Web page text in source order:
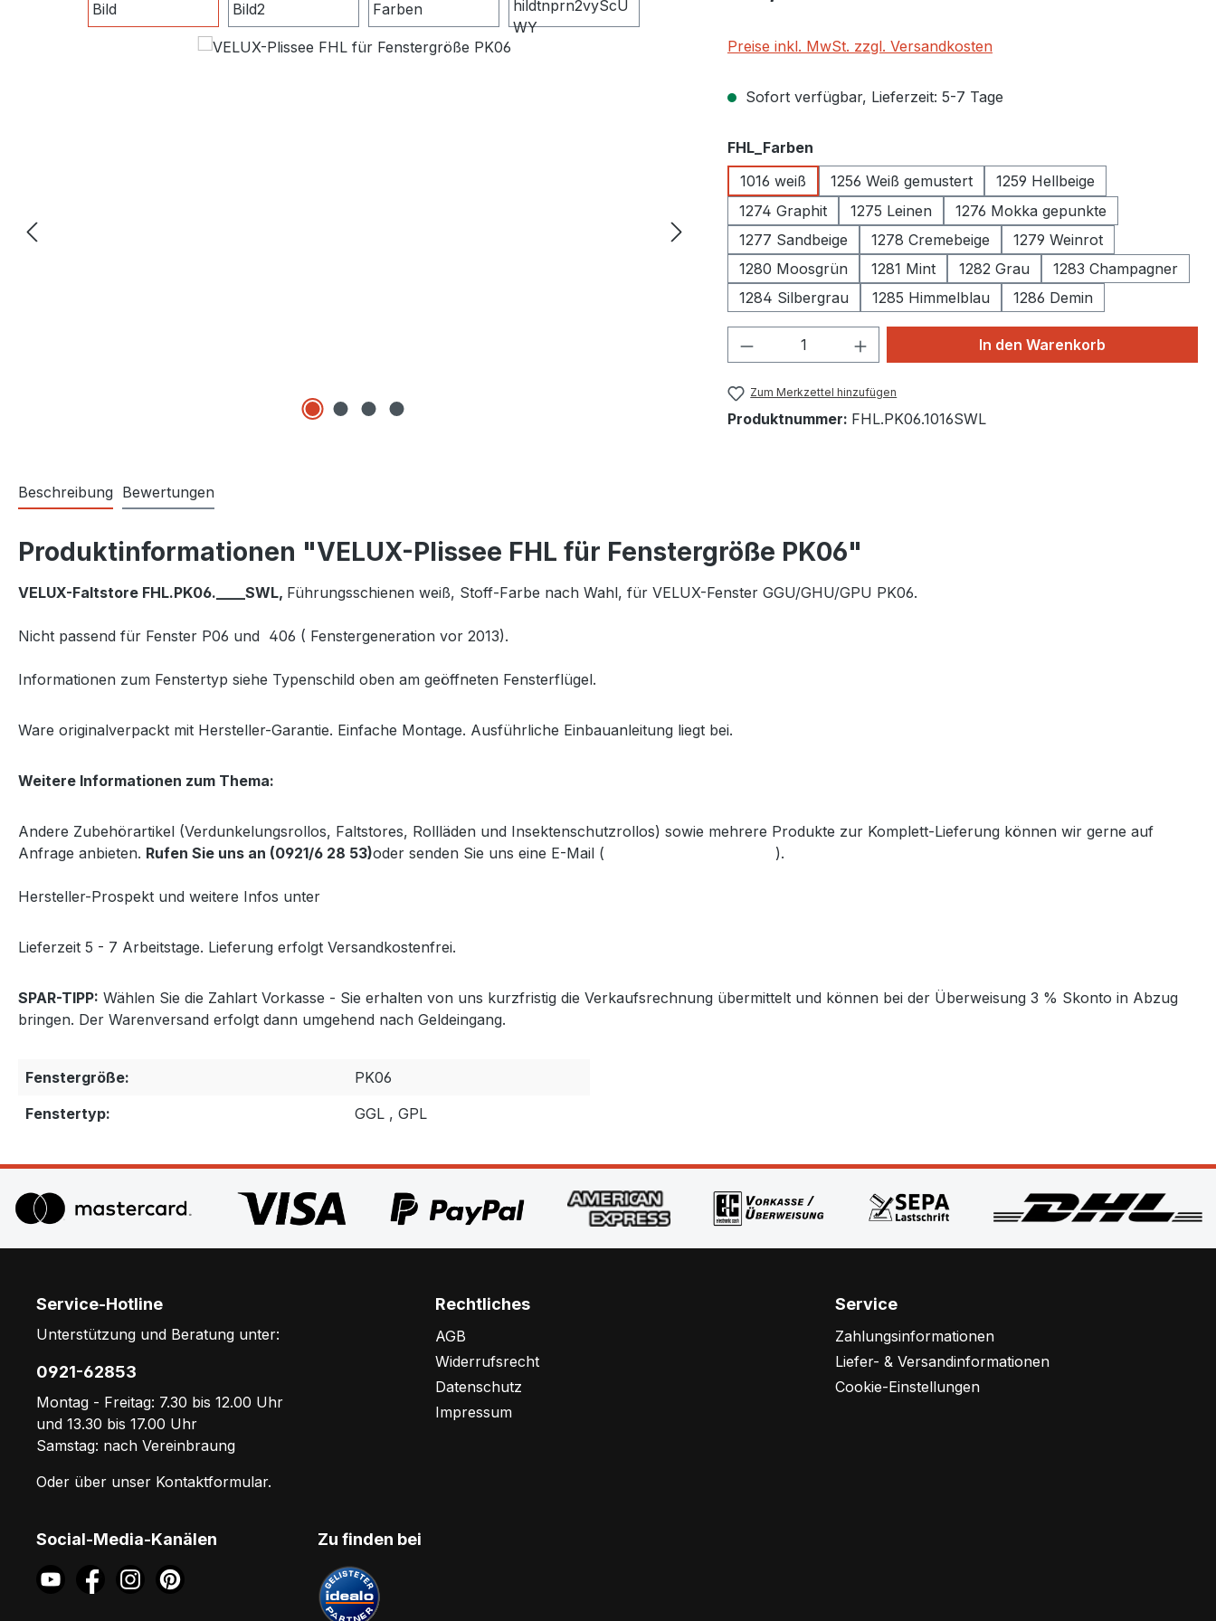
Preise inkl. MwSt. zzgl. Versandkosten
Sofort verfügbar, Lieferzeit: 5-7 Tage
FHL_Farben
1016 weiß
1256 Weiß gemustert
1259 Hellbeige
1274 Graphit
1275 Leinen
1276 Mokka gepunkte
1277 Sandbeige
1278 Cremebeige
1279 Weinrot
1280 Moosgrün
1281 Mint 1282 Grau
1283 Champagner
1284 Silbergrau
1285 Himmelblau 1286 Demin
Produkt Anzahl: Gib den gewünschten Wert
In den Warenkorb
Zum Merkzettel hinzufügen
Produktnummer: FHL.PK06.1016SWL
Beschreibung Bewertungen
Produktinformationen "VELUX-Plissee FHL für Fenstergröße PK06"
VELUX-Faltstore FHL.PK06.____SWL, Führungsschienen weiß, Stoff-Farbe nach Wahl, für VELUX-Fenster GGU/GHU/GPU PK06.
Nicht passend für Fenster P06 und 406 ( Fenstergeneration vor 2013).
Informationen zum Fenstertyp siehe Typenschild oben am geöffneten Fensterflügel.
Ware originalverpackt mit Hersteller-Garantie. Einfache Montage. Ausführliche Einbauanleitung liegt bei.
Weitere Informationen zum Thema:
Andere Zubehörartikel (Verdunkelungsrollos, Faltstores, Rollläden und Insektenschutzrollos) sowie mehrere Produkte zur Komplett-Lieferung können wir gerne auf
Anfrage anbieten. Rufen Sie uns an (0921/6 28 53)oder senden Sie uns eine E-Mail ( ).
Hersteller-Prospekt und weitere Infos unter
Lieferzeit 5 - 7 Arbeitstage. Lieferung erfolgt Versandkostenfrei.
SPAR-TIPP: Wählen Sie die Zahlart Vorkasse - Sie erhalten von uns kurzfristig die Verkaufsrechnung übermittelt und können bei der Überweisung 3 % Skonto in Abzug
bringen. Der Warenversand erfolgt dann umgehend nach Geldeingang.
Fenstergröße:
PK06
Fenstertyp:
GGL , GPL
Service-Hotline
Unterstützung und Beratung unter:
0921-62853
Montag - Freitag: 7.30 bis 12.00 Uhr
und 13.30 bis 17.00 Uhr
Samstag: nach Vereinbraung
Oder über unser Kontaktformular.
Rechtliches
AGB
Widerrufsrecht
Datenschutz
Impressum
Service
Zahlungsinformationen
Liefer- & Versandinformationen
Cookie-Einstellungen
Social-Media-Kanälen Zu finden bei